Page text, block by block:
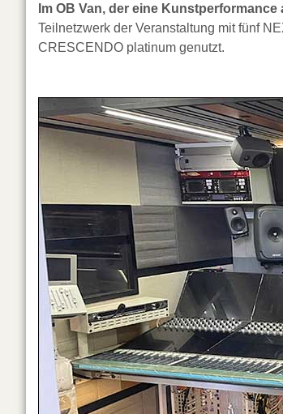
Im OB Van, der eine
Teilnetzwerk der Veranstaltung mit fünf
CRESCENDO platinum genutzt.